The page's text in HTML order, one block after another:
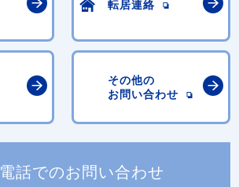
転居連絡
その他の
お問い合わせ
電話でのお問い合わせ